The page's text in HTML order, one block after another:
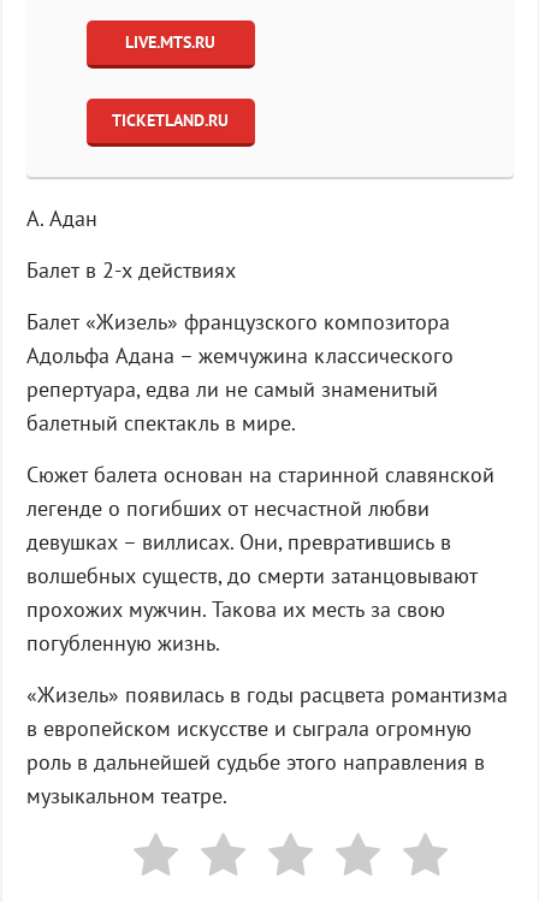
LIVE.MTS.RU
TICKETLAND.RU
А. Адан
Балет в 2-х действиях
Балет «Жизель» французского композитора
Адольфа Адана – жемчужина классического
репертуара, едва ли не самый знаменитый
балетный спектакль в мире.
Сюжет балета основан на старинной славянской
легенде о погибших от несчастной любви
девушках – виллисах. Они, превратившись в
волшебных существ, до смерти затанцовывают
прохожих мужчин. Такова их месть за свою
погубленную жизнь.
«Жизель» появилась в годы расцвета романтизма
в европейском искусстве и сыграла огромную
роль в дальнейшей судьбе этого направления в
музыкальном театре.